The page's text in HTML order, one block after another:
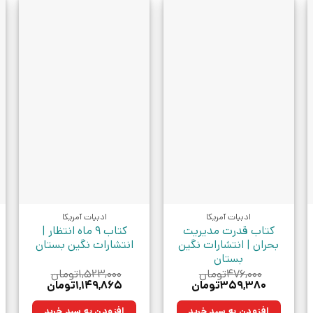
ادبیات آمریکا
کتاب قدرت مدیریت
بحران | انتشارات نگین
بستان
۴۷۶,۰۰۰تومان
قیمت
۴۷۶,۰۰۰تومان
۳۵۹,۳۸۰تومان
۳۵۹,۳۸۰تومان.
ادبیات آمریکا
کتاب 9 ماه انتظار |
انتشارات نگین بستان
۱,۵۲۳,۰۰۰تومان
قیمت
۱,۵۲۳,۰۰۰تومان
۱,۱۴۹,۸۶۵تومان
۱,۱۴۹,۸۶۵تومان.